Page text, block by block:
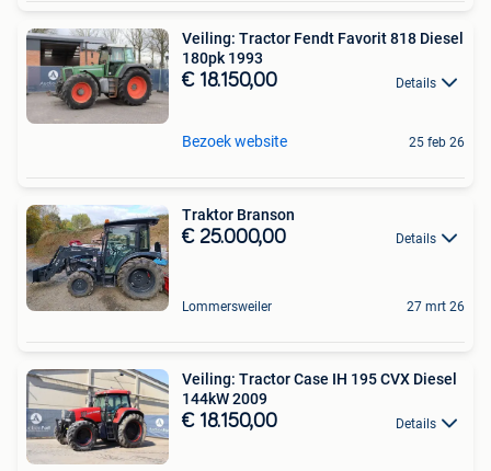
Veiling: Tractor Fendt Favorit 818 Diesel
180pk 1993
€ 18.150,00 Details
Bezoek website 25 feb 26
Traktor Branson
€ 25.000,00 Details
Lommersweiler 27 mrt 26
Veiling: Tractor Case IH 195 CVX Diesel
144kW 2009
€ 18.150,00 Details